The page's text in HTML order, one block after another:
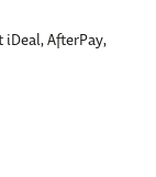
AfterPay,